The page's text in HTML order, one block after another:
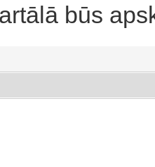
būs